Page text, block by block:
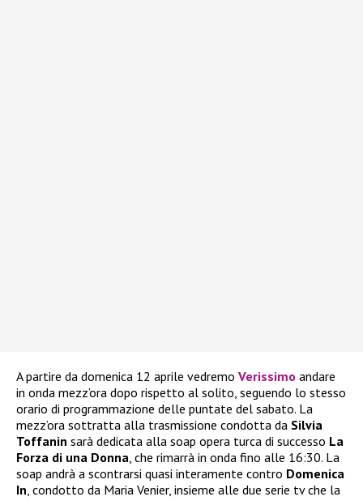
A partire da domenica 12 aprile vedremo Verissimo andare
in onda mezz’ora dopo rispetto al solito, seguendo lo stesso
orario di programmazione delle puntate del sabato. La
mezz’ora sottratta alla trasmissione condotta da Silvia
Toffanin sarà dedicata alla soap opera turca di successo La
Forza di una Donna, che rimarrà in onda fino alle 16:30. La
soap andrà a scontrarsi quasi interamente contro Domenica
In, condotto da Maria Venier, insieme alle due serie tv che la